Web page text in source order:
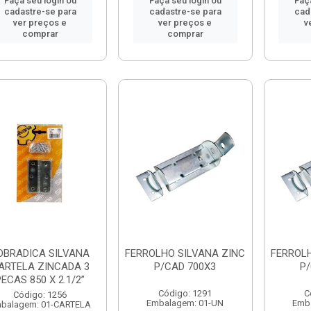
cadastre-se para
ver preços e
comprar
cadastre-se para
ver preços e
comprar
SILVANA
ZINCADA 3
850 X 2.1/2”
Código: 1256
01-CARTELA
FERROLHO SILVANA ZINC
P/CAD 700X3
Código: 1291
Embalagem: 01-UN